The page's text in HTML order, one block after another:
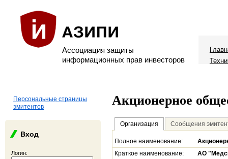
Ассоциация защиты
информационных прав инвесторов
Персональные страницы
эмитентов
Вход
Логин:
Акционерное
Организация Сообщения
Полное наименование:
Краткое наименование:
АО